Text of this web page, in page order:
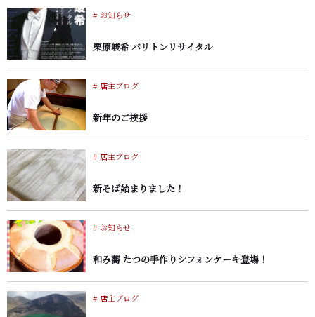
お知らせ
栗原峻希 バリトンリサイタル
店主ブログ
新年のご挨拶
店主ブログ
新そば始まりました！
お知らせ
和み蕎 たつの手作りシフォンケーキ登場！
店主ブログ